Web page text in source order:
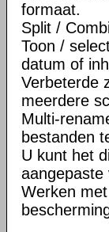
formaat.
Split /
Toon /
datum of
Verbeterde
meerdere
Multi-
bestanden
U kunt het
aangepaste
Werken